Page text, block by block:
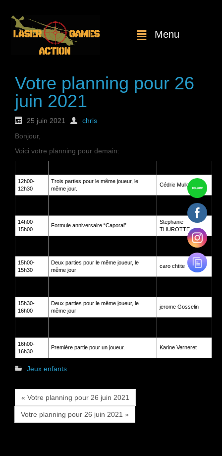
Menu
Votre planning pour 26
juin 2021
25 juin 2021
chris
Bonjour,
Voici votre planning pour demain:
12h00-
12h30
Trois parties pour le même joueur, le
même jour.
Cédric Mullot
14h00-
15h00
Formule anniversaire “Caporal”
Stephanie
THUROTTE
Jean-Michel
15h00-
15h30
Deux parties pour le même joueur, le
même jour
caro chtite
15h30-
16h00
Deux parties pour le même joueur, le
même jour
jerome Gosselin
16h00-
16h30
Première partie pour un joueur. Karine Verneret
Jeux enfants
« Votre planning pour 26 juin 2021
Votre planning pour 26 juin 2021 »